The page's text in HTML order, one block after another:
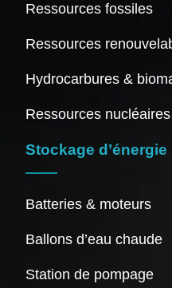
Ressources fossiles
Ressources
Hydrocarbures &
Ressources nucléaires
Stockage d’énergie
Batteries & moteurs
Ballons d’eau chaude
Station de pompage